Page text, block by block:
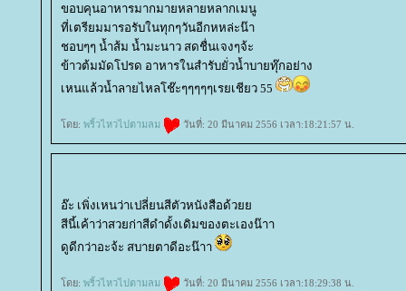
ขอบคุนอาหารมากมายหลายหลากเมนู
ที่เตรียมมารอรับในทุกๆวันอีกหหล่ะน๊า
ชอบๆๆ น้ำส้ม น้ำมะนาว สดชื่นเจงๆจ้ะ
ข้าวต้มมัดโปรด อาหารในสำรับยั่วน้ำบายทุ๊กอย่าง
เหนแล้วน้ำลายไหลโช๊ะๆๆๆๆๆเรยเชียว 55
ดย: พริ้วไหวไปตามลม วันที่: 20 มีนาคม 2556 เวลา:18:21:57 น.
อ๊ะ เพิ่งเหนว่าเปลี่ยนสีตัวหนังสือด้ว
สีนี้เค้าว่าสวยก่าสีดำดั้งเดิมของตะเองน๊าา
ดูดีกว่าอะจ้ะ สบายตาดีอะน๊าา
ดย: พริ้วไหวไปตามลม วันที่: 20 มีนาคม 2556 เวลา:18:29:38 น.